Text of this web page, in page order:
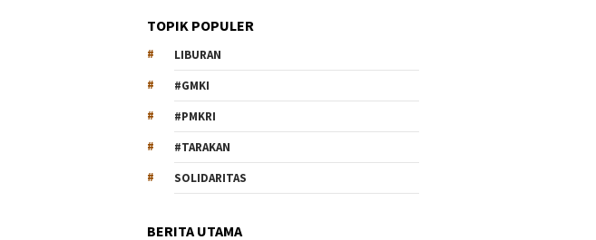
TOPIK POPULER
LIBURAN
#GMKI
#PMKRI
#TARAKAN
SOLIDARITAS
BERITA UTAMA